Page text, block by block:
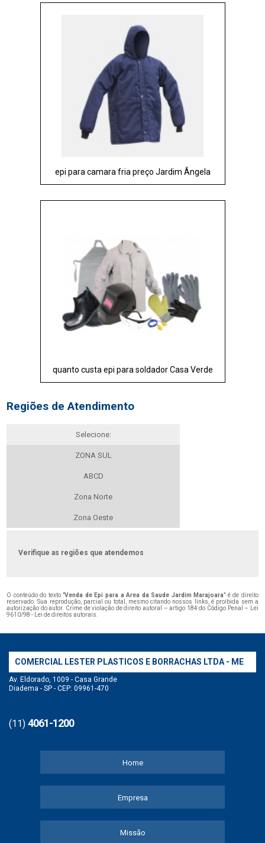
epi para camara fria preço Jardim Ângela
quanto custa epi para soldador Casa Verde
Regiões de Atendimento
Selecione:
ZONA SUL
ABCD
Zona Norte
Zona Oeste
Verifique as regiões que atendemos
O conteúdo do texto "Venda de Epi para a Area da Saude Jardim Marajoara" é de direito
reservado. Sua reprodução, parcial ou total, mesmo citando nossos links, é proibida sem a
autorização do autor. Crime de violação de direito autoral – artigo 184 do Código Penal – Lei
9610/98 - Lei de direitos autorais.
COMERCIAL LESTER PLASTICOS E BORRACHAS LTDA - ME
Av. Eldorado, 1009 - Casa Grande
Diadema - SP - CEP: 09961-470
(11) 4061-1200
Home
Empresa
Missão